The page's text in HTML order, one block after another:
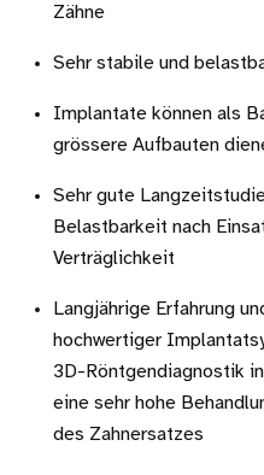
Zähne
Sehr stabile und
Implantate können als
grössere Aufbauten
Sehr gute
Belastbarkeit nach
Verträglichkeit
Langjährige Erfahrung
hochwertiger
3D-Röntgendiagnostik
eine sehr hohe
des Zahnersatzes